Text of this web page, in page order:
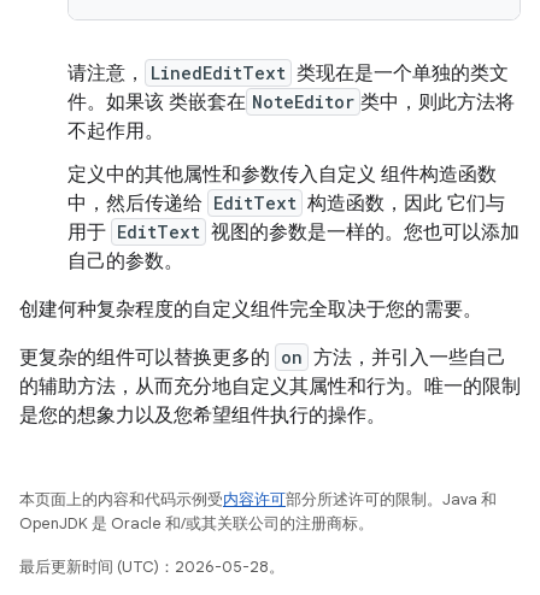
请注意， LinedEditText 类现在是一个单独的类文
件。如果该 类嵌套在 NoteEditor 类中，则此方法将
不起作用。
定义中的其他属性和参数传入自定义 组件构造函数
中，然后传递给 EditText 构造函数，因此 它们与
用于 EditText 视图的参数是一样的。您也可以添加
自己的参数。
创建何种复杂程度的自定义组件完全取决于您的需要。
更复杂的组件可以替换更多的 on 方法，并引入一些自己
的辅助方法，从而充分地自定义其属性和行为。唯一的限制
是您的想象力以及您希望组件执行的操作。
本页面上的内容和代码示例受内容许可部分所述许可的限制。Java 和
OpenJDK 是 Oracle 和/或其关联公司的注册商标。
最后更新时间 (UTC)：2026-05-28。